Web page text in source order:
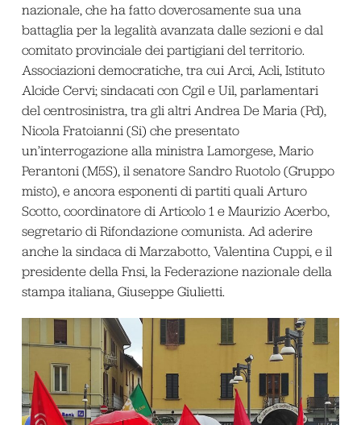
nazionale, che ha fatto doverosamente sua una
battaglia per la legalità avanzata dalle sezioni e dal
comitato provinciale dei partigiani del territorio.
Associazioni democratiche, tra cui Arci, Acli, Istituto
Alcide Cervi; sindacati con Cgil e Uil, parlamentari
del centrosinistra, tra gli altri Andrea De Maria (Pd),
Nicola Fratoianni (Si) che presentato
un’interrogazione alla ministra Lamorgese, Mario
Perantoni (M5S), il senatore Sandro Ruotolo (Gruppo
misto), e ancora esponenti di partiti quali Arturo
Scotto, coordinatore di Articolo 1 e Maurizio Acerbo,
segretario di Rifondazione comunista. Ad aderire
anche la sindaca di Marzabotto, Valentina Cuppi, e il
presidente della Fnsi, la Federazione nazionale della
stampa italiana, Giuseppe Giulietti.